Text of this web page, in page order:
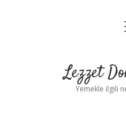
Lezzet
Yemekle ilgili